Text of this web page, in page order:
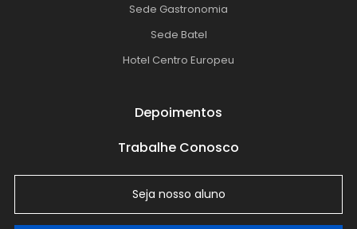
Sede Gastronomia
Sede Batel
Hotel Centro Europeu
Depoimentos
Trabalhe Conosco
Seja nosso aluno